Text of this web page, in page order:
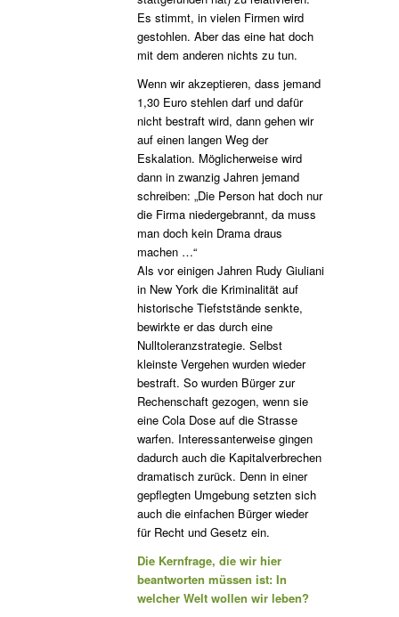
Es stimmt, in vielen Firmen wird
gestohlen. Aber das eine hat doch
mit dem anderen nichts zu tun.
Wenn wir akzeptieren, dass jemand
1,30 Euro stehlen darf und dafür
nicht bestraft wird, dann gehen wir
auf einen langen Weg der
Eskalation. Möglicherweise wird
dann in zwanzig Jahren jemand
schreiben: „Die Person hat doch nur
die Firma niedergebrannt, da muss
man doch kein Drama draus
machen …“
Als vor einigen Jahren Rudy Giuliani
in New York die Kriminalität auf
historische Tiefststände senkte,
bewirkte er das durch eine
Nulltoleranzstrategie. Selbst
kleinste Vergehen wurden wieder
bestraft. So wurden Bürger zur
Rechenschaft gezogen, wenn sie
eine Cola Dose auf die Strasse
warfen. Interessanterweise gingen
dadurch auch die Kapitalverbrechen
dramatisch zurück. Denn in einer
gepflegten Umgebung setzten sich
auch die einfachen Bürger wieder
für Recht und Gesetz ein.
Die Kernfrage, die wir hier
beantworten müssen ist: In
welcher Welt wollen wir leben?